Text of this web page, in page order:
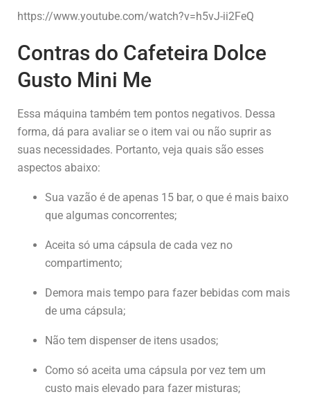
https://www.youtube.com/watch?v=h5vJ-ii2FeQ
Contras do Cafeteira Dolce
Gusto Mini Me
Essa máquina também tem pontos negativos. Dessa
forma, dá para avaliar se o item vai ou não suprir as
suas necessidades. Portanto, veja quais são esses
aspectos abaixo:
Sua vazão é de apenas 15 bar, o que é mais baixo
que algumas concorrentes;
Aceita só uma cápsula de cada vez no
compartimento;
Demora mais tempo para fazer bebidas com mais
de uma cápsula;
Não tem dispenser de itens usados;
Como só aceita uma cápsula por vez tem um
custo mais elevado para fazer misturas;